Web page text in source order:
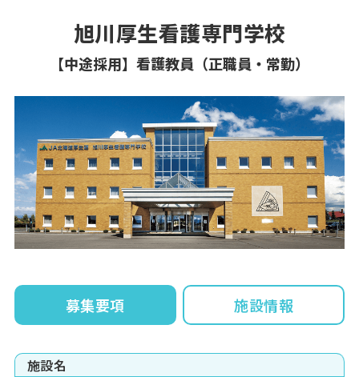
旭川厚生看護専門学校
【中途採用】看護教員（正職員・常勤）
募集要項 施設情報
施設名